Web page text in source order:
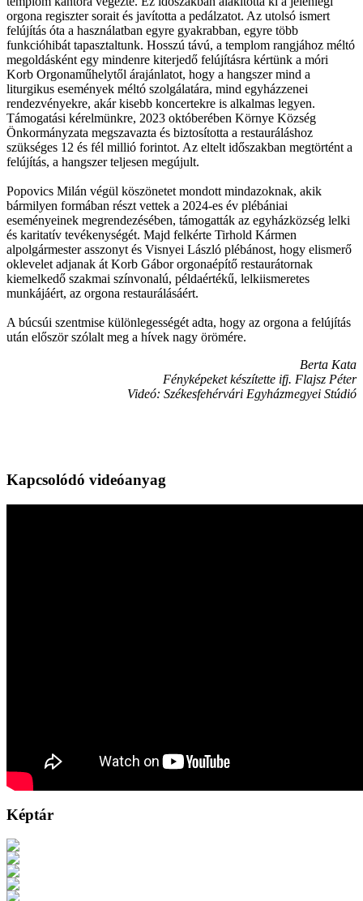
orgona regiszter sorait és javította a pedálzatot. Az utolsó ismert
felújítás óta a használatban egyre gyakrabban, egyre több
funkcióhibát tapasztaltunk. Hosszú távú, a templom rangjához méltó
megoldásként egy mindenre kiterjedő felújításra kértünk a móri
Korb Orgonaműhelytől árajánlatot, hogy a hangszer mind a
liturgikus események méltó szolgálatára, mind egyházzenei
rendezvényekre, akár kisebb koncertekre is alkalmas legyen.
Támogatási kérelmünkre, 2023 októberében Környe Község
Önkormányzata megszavazta és biztosította a restauráláshoz
szükséges 12 és fél millió forintot. Az eltelt időszakban megtörtént a
felújítás, a hangszer teljesen megújult.
Popovics Milán végül köszönetet mondott mindazoknak, akik
bármilyen formában részt vettek a 2024-es év plébániai
eseményeinek megrendezésében, támogatták az egyházközség lelki
és karitatív tevékenységét. Majd felkérte Tirhold Kármen
alpolgármester asszonyt és Visnyei László plébánost, hogy elismerő
oklevelet adjanak át Korb Gábor orgonaépítő restaurátornak
kiemelkedő szakmai színvonalú, példaértékű, lelkiismeretes
munkájáért, az orgona restaurálásáért.
A búcsúi szentmise különlegességét adta, hogy az orgona a felújítás
után először szólalt meg a hívek nagy örömére.
Berta Kata
Fényképeket készítette ifj. Flajsz Péter
Videó: Székesfehérvári Egyházmegyei Stúdió
Kapcsolódó videóanyag
Képtár